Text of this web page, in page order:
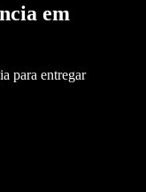
em
para entregar